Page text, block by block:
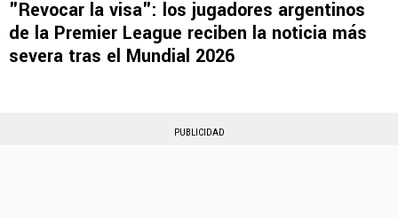
"Revocar la visa": los jugadores argentinos
de la Premier League reciben la noticia más
severa tras el Mundial 2026
PUBLICIDAD